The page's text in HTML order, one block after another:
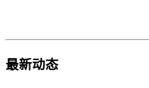
最新动态